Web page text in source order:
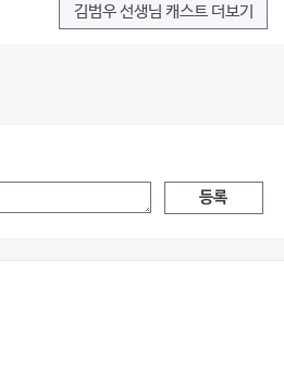
김범우 선생님 캐스트 더보기
등록